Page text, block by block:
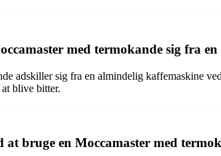
med termokande sig fra
adskiller sig fra en almindelig kaffemaskine
blive bitter.
at bruge en Moccamaster med